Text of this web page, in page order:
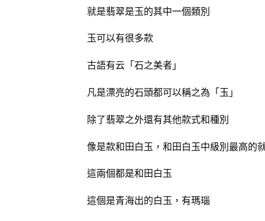
就是翡翠是玉的其中一個類別
玉可以有很多款
古語有云「石之美者」
凡是漂亮的石頭都可以稱之為「玉」
除了翡翠之外還有其他款式和種別
像是款和田白玉，和田白玉中級別最高的
這兩個都是和田白玉
這個是青海出的白玉，有瑪瑙